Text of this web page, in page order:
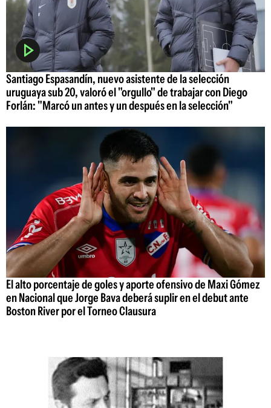
Santiago Espasandín, nuevo asistente de la selección
uruguaya sub 20, valoró el "orgullo" de trabajar con Diego
Forlán: "Marcó un antes y un después en la selección"
El alto porcentaje de goles y aporte ofensivo de Maxi Gómez
en Nacional que Jorge Bava deberá suplir en el debut ante
Boston River por el Torneo Clausura